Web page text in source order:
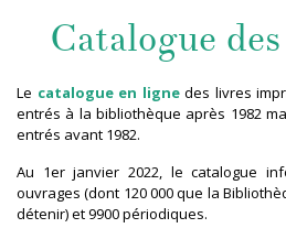
Catalogue
Le catalogue en lignedes livres
entrés à la bibliothèque après 1982
entrés avant 1982.
Au 1er janvier 2022, le catalogue
ouvrages (dont 120 000 que la
détenir) et 9900 périodiques.